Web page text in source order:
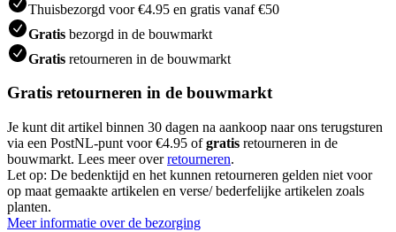
Thuisbezorgd voor €4.95 en gratis vanaf €50
Gratis bezorgd in de bouwmarkt
Gratis retourneren in de bouwmarkt
Gratis retourneren in de bouwmarkt
Je kunt dit artikel binnen 30 dagen na aankoop naar ons terugsturen
via een PostNL-punt voor €4.95 ofgratis retourneren in de
bouwmarkt. Lees meer overretourneren.
Let op: De bedenktijd en het kunnen retourneren gelden niet voor
op maat gemaakte artikelen en verse/ bederfelijke artikelen zoals
planten.
Meer informatie over de bezorging